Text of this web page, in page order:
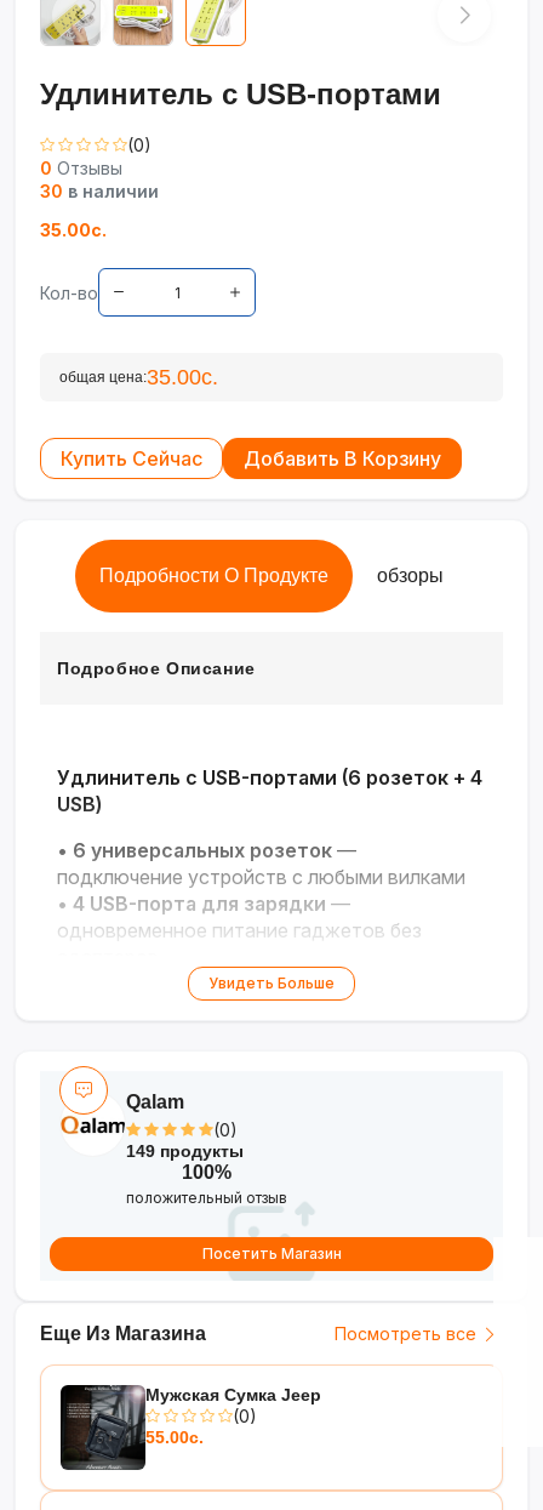
Удлинитель с USB-портами
(0)
0 Отзывы
30 в наличии
35.00с.
Кол-во
общая цена:35.00с.
Купить Сейчас Добавить В Корзину
Подробности О Продукте обзоры
Подробное Описание
Удлинитель с USB-портами (6 розеток + 4
USB)
• 6 универсальных розеток —
подключение устройств с любыми вилками
• 4 USB-порта для зарядки —
одновременное питание гаджетов без
Кнопка с подсветкой— удобное
для вашей техники
Увидеть Больше
Еще Из Магазина Посмотреть все
Мужская Сумка Jeep
(0)
55.00с.
Qalam
(0)
149 продукты
100%
положительный отзыв
Посетить Магазин